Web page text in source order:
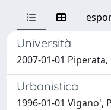
Università
2007-01-01
Urbanistica
1996-01-01 Vigano',